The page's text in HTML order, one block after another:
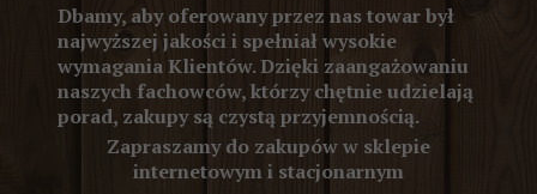
Dbamy, aby oferowany przez nas towar był
najwyższej jakości i spełniał wysokie
wymagania Klientów. Dzięki zaangażowaniu
naszych fachowców, którzy chętnie udzielają
porad, zakupy są czystą przyjemnością.
Zapraszamy do zakupów w sklepie
internetowym i stacjonarnym